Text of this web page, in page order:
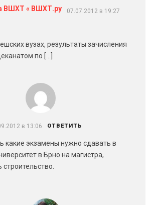
ВШХТ « ВШХТ.ру 07.07.2012 в 19:27
вузах, результаты зачисления
по […]
в 13:06 ОТВЕТИТЬ
какие экзамены нужно сдавать в
в Брно на магистра,